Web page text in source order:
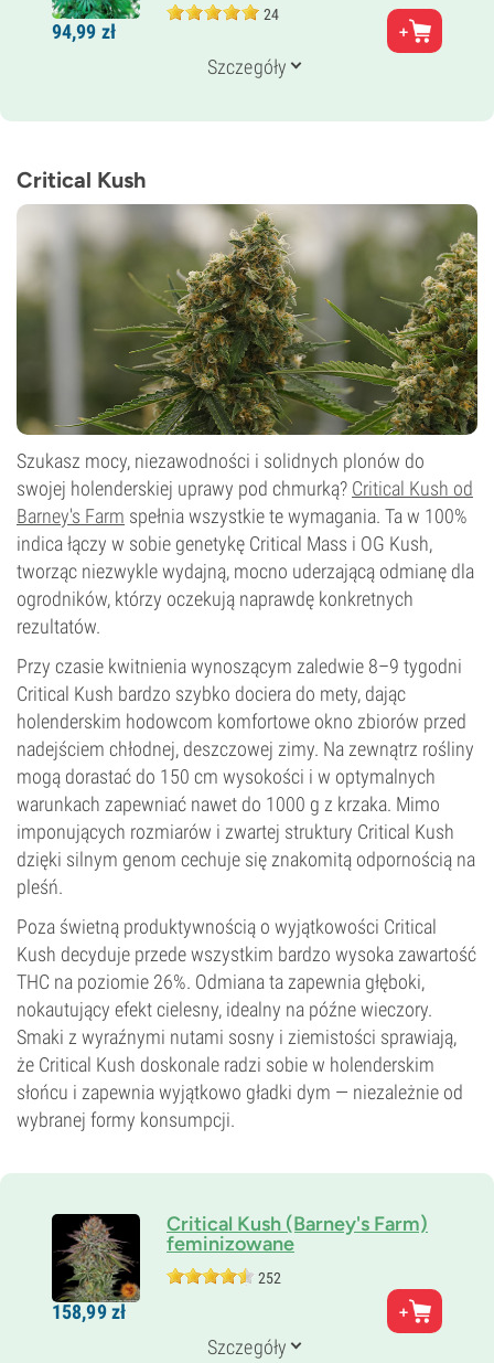
24
Rodzice
Skunk 1 + Early Pearl
35% Sativa
9–10 tygodni
Średni
CBD
Typ kwitnienia
Fotoperiod
94,99 zł
Szczegóły
Critical Kush
Szukasz mocy, niezawodności i solidnych plonów do
swojej holenderskiej uprawy pod chmurką? Critical Kush od
Barney's Farm spełnia wszystkie te wymagania. Ta w 100%
indica łączy w sobie genetykę Critical Mass i OG Kush,
tworząc niezwykle wydajną, mocno uderzającą odmianę dla
ogrodników, którzy oczekują naprawdę konkretnych
rezultatów.
Przy czasie kwitnienia wynoszącym zaledwie 8–9 tygodni
Critical Kush bardzo szybko dociera do mety, dając
holenderskim hodowcom komfortowe okno zbiorów przed
nadejściem chłodnej, deszczowej zimy. Na zewnątrz rośliny
mogą dorastać do 150 cm wysokości i w optymalnych
warunkach zapewniać nawet do 1000 g z krzaka. Mimo
imponujących rozmiarów i zwartej struktury Critical Kush
dzięki silnym genom cechuje się znakomitą odpornością na
pleśń.
Poza świetną produktywnością o wyjątkowości Critical
Kush decyduje przede wszystkim bardzo wysoka zawartość
THC na poziomie 26%. Odmiana ta zapewnia głęboki,
nokautujący efekt cielesny, idealny na późne wieczory.
Smaki z wyraźnymi nutami sosny i ziemistości sprawiają,
że Critical Kush doskonale radzi sobie w holenderskim
słońcu i zapewnia wyjątkowo gładki dym — niezależnie od
wybranej formy konsumpcji.
Critical Kush (Barney's Farm)
feminizowane
252
Rodzice
Critical Mass x O.G. Kush
158,99zł
Szczegóły